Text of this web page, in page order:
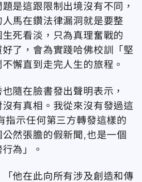
是這跟限制出境沒有不同，
馬在鑽法律漏洞就是要整
死看淡，只為真理奮戰的
好了，會為實踐哈佛校訓「堅
懈直到走完人生的旅程。
隨在臉書發出聲明表示，
沒有真相。我從來沒有發過這
指示任何第三方轉發這樣的
然張膽的假新聞,也是一個
為」。
他在此向所有涉及創造和傳